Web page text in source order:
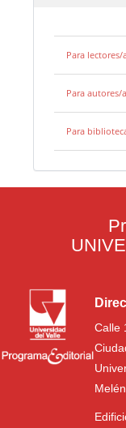
Para lectores/
Para autores/
Para
Calle